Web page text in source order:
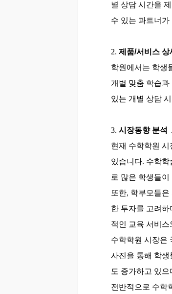
별 상담 시간을
수 있는 파트너가
2. 제품/서비스 상
학원에서는 학생
개별 맞춤 학습과
있는 개별 상담
3. 시장동향 분석
현재 수학학원
있습니다. 수학
로 많은 학생들
또한, 학부모들
한 투자를 고려
적인 교육 서비
수학학원 시장은
사진을 통해 학생
도 증가하고 있
전반적으로 수학